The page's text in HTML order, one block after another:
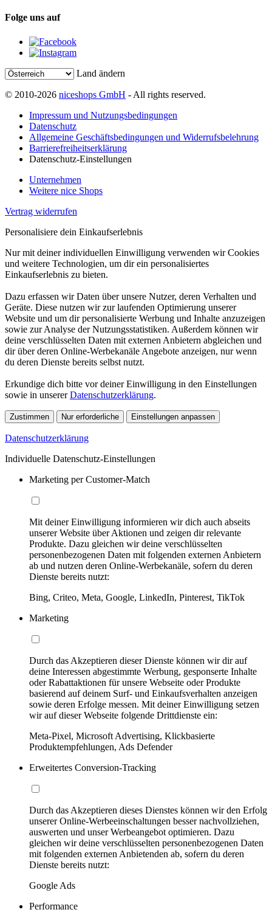
Folge uns auf
Land ändern
© 2010-2026 niceshops GmbH - All rights reserved.
Impressum und Nutzungsbedingungen
Datenschutz
Allgemeine Geschäftsbedingungen und Widerrufsbelehrung
Barrierefreiheitserklärung
Datenschutz-Einstellungen
Unternehmen
Weitere nice Shops
Vertrag widerrufen
Personalisiere dein Einkaufserlebnis
Nur mit deiner individuellen Einwilligung verwenden wir Cookies
und weitere Technologien, um dir ein personalisiertes
Einkaufserlebnis zu bieten.
Dazu erfassen wir Daten über unsere Nutzer, deren Verhalten und
Geräte. Diese nutzen wir zur laufenden Optimierung unserer
Website und um dir personalisierte Werbung und Inhalte anzuzeigen
sowie zur Analyse der Nutzungsstatistiken. Außerdem können wir
deine verschlüsselten Daten mit externen Anbietern abgleichen und
dir über deren Online-Werbekanäle Angebote anzeigen, nur wenn
du deren Dienste bereits selbst nutzt.
Erkundige dich bitte vor deiner Einwilligung in den Einstellungen
sowie in unsererDatenschutzerklärung.
Zustimmen Nur erforderliche Einstellungen anpassen
Datenschutzerklärung
Individuelle Datenschutz-Einstellungen
Marketing per Customer-Match
Mit deiner Einwilligung informieren wir dich auch abseits
unserer Website über Aktionen und zeigen dir relevante
Produkte. Dazu gleichen wir deine verschlüsselten
personenbezogenen Daten mit folgenden externen Anbietern
ab und nutzen deren Online-Werbekanäle, sofern du deren
Dienste bereits nutzt:
Bing, Criteo, Meta, Google, LinkedIn, Pinterest, TikTok
Marketing
Durch das Akzeptieren dieser Dienste können wir dir auf
deine Interessen abgestimmte Werbung, gesponserte Inhalte
oder Rabattaktionen für unsere Webseite oder Produkte
basierend auf deinem Surf- und Einkaufsverhalten anzeigen
sowie deren Erfolge messen. Mit deiner Einwilligung setzen
wir auf dieser Webseite folgende Drittdienste ein:
Meta-Pixel, Microsoft Advertising, Klickbasierte
Produktempfehlungen, Ads Defender
Erweitertes Conversion-Tracking
Durch das Akzeptieren dieses Dienstes können wir den Erfolg
unserer Online-Werbeeinschaltungen besser nachvollziehen,
auswerten und unser Werbeangebot optimieren. Dazu
gleichen wir deine verschlüsselten personenbezogenen Daten
mit folgenden externen Anbietenden ab, sofern du deren
Dienste bereits nutzt:
Google Ads
Performance